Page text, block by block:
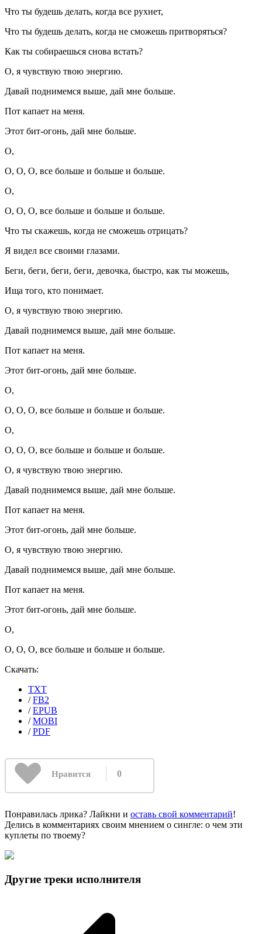
Что ты будешь делать, когда все рухнет,
Что ты будешь делать, когда не сможешь притворяться?
Как ты собираешься снова встать?
О, я чувствую твою энергию.
Давай поднимемся выше, дай мне больше.
Пот капает на меня.
Этот бит-огонь, дай мне больше.
О,
О, О, О, все больше и больше и больше.
О,
О, О, О, все больше и больше и больше.
Что ты скажешь, когда не сможешь отрицать?
Я видел все своими глазами.
Беги, беги, беги, беги, девочка, быстро, как ты можешь,
Ища того, кто понимает.
О, я чувствую твою энергию.
Давай поднимемся выше, дай мне больше.
Пот капает на меня.
Этот бит-огонь, дай мне больше.
О,
О, О, О, все больше и больше и больше.
О,
О, О, О, все больше и больше и больше.
О, я чувствую твою энергию.
Давай поднимемся выше, дай мне больше.
Пот капает на меня.
Этот бит-огонь, дай мне больше.
О, я чувствую твою энергию.
Давай поднимемся выше, дай мне больше.
Пот капает на меня.
Этот бит-огонь, дай мне больше.
О,
О, О, О, все больше и больше и больше.
Скачать:
TXT
/FB2
/EPUB
/MOBI
/PDF
Нравится 0
Понравилась лрика? Лайкни и оставь свой комментарий!
Делись в комментариях своим мнением о сингле: о чем эти
куплеты по твоему?
Другие треки исполнителя